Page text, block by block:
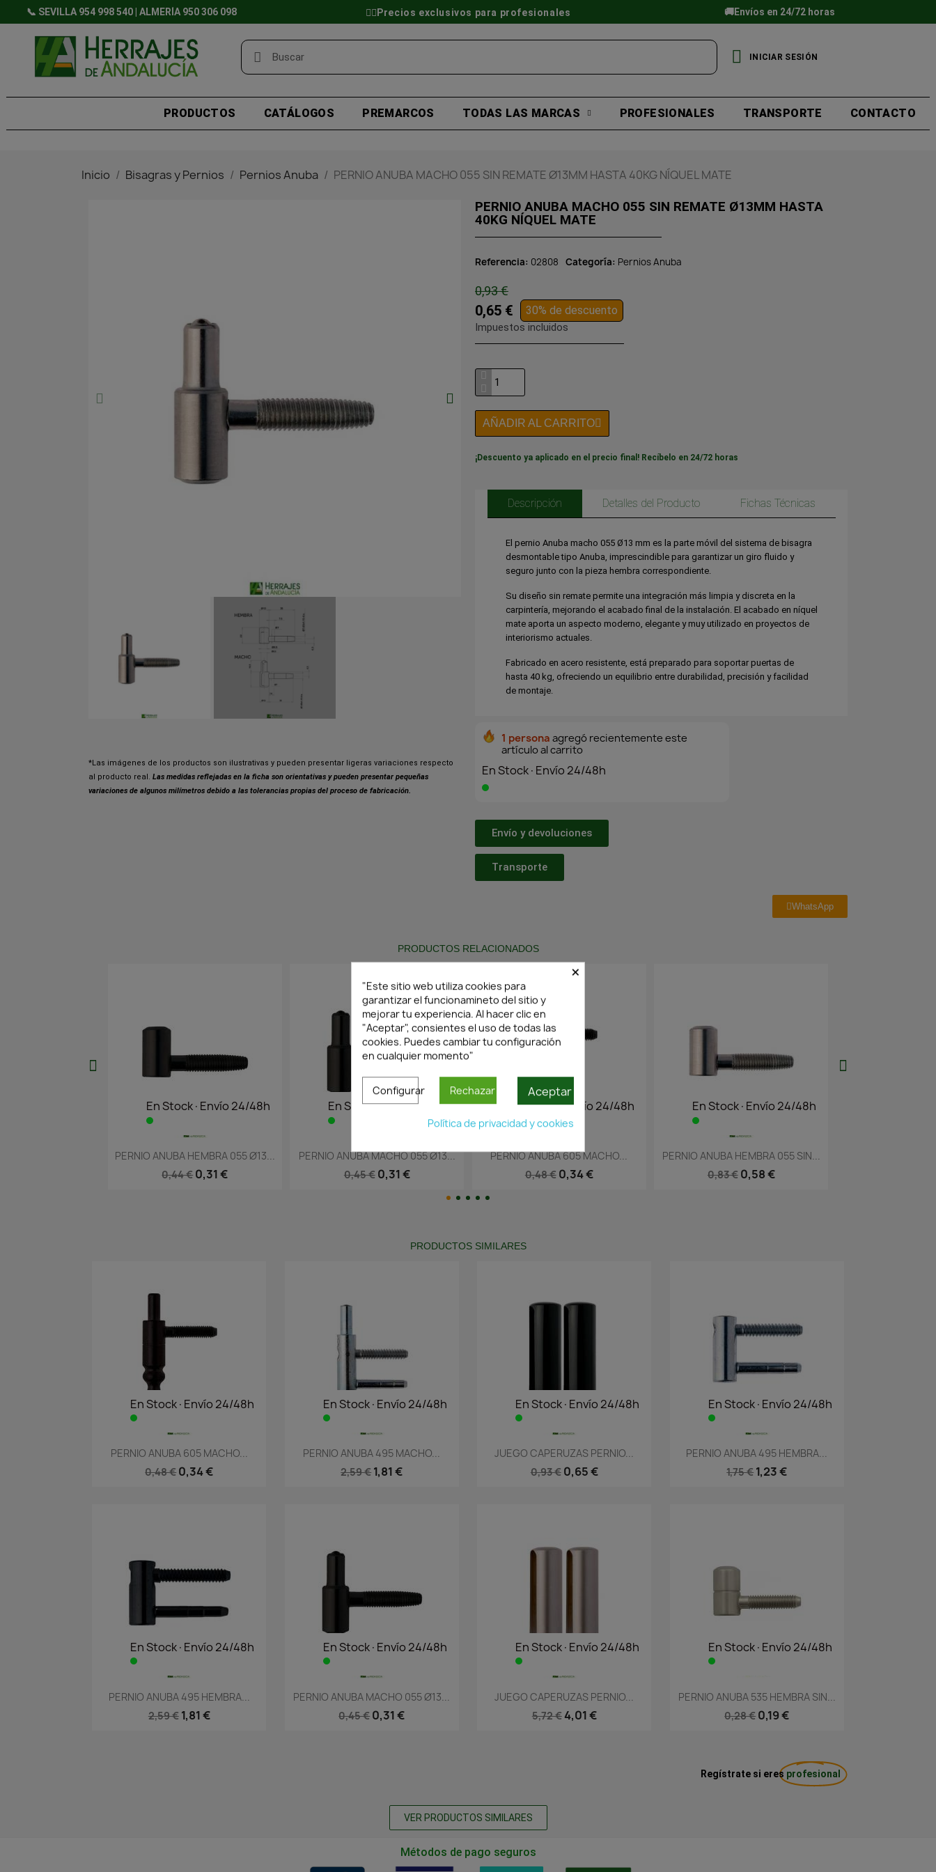
📞 SEVILLA 954 998 540 | ALMERÍA 950 306 098 👷‍♂️Precios exclusivos para profesionales 🚚Envíos en 24/72 horas
INICIAR SESIÓN
PRODUCTOS CATÁLOGOS PREMARCOS TODAS LAS MARCAS PROFESIONALES TRANSPORTE CONTACTO
Inicio Bisagras y Pernios Pernios Anuba PERNIO ANUBA MACHO 055 SIN REMATE Ø13MM HASTA 40KG NÍQUEL MATE
*Las imágenes de los productos son ilustrativas y pueden presentar ligeras variaciones respecto
al producto real. Las medidas reflejadas en la ficha son orientativas y pueden presentar pequeñas
variaciones de algunos milímetros debido a las tolerancias propias del proceso de fabricación.
PERNIO ANUBA MACHO 055 SIN REMATE Ø13MM HASTA
40KG NÍQUEL MATE
Referencia 02808 Categoría Pernios Anuba
0,93 €
0,65 € 30% de descuento
Impuestos incluidos
AÑADIR AL CARRITO
¡Descuento ya aplicado en el precio final! Recíbelo en 24/72 horas
Descripción Detalles del Producto Fichas Técnicas
El pernio Anuba macho 055 Ø13 mm es la parte móvil del sistema de bisagra
desmontable tipo Anuba, imprescindible para garantizar un giro fluido y
seguro junto con la pieza hembra correspondiente.
Su diseño sin remate permite una integración más limpia y discreta en la
carpintería, mejorando el acabado final de la instalación. El acabado en níquel
mate aporta un aspecto moderno, elegante y muy utilizado en proyectos de
interiorismo actuales.
Fabricado en acero resistente, está preparado para soportar puertas de
hasta 40 kg, ofreciendo un equilibrio entre durabilidad, precisión y facilidad
de montaje.
1 persona agregó recientemente este
artículo al carrito
En Stock·Envío 24/48h
Envío y devoluciones
Transporte
WhatsApp
PRODUCTOS RELACIONADOS
En Stock·Envío 24/48h
Vista rápida
PERNIO ANUBA HEMBRA 055 Ø13...
En Stock·Envío 24/48h
Vista rápida
PERNIO ANUBA MACHO 055 Ø13...
En Stock·Envío 24/48h
Vista rápida
PERNIO ANUBA 605 MACHO...
En Stock·Envío 24/48h
 Vista rápida
PERNIO ANUBA HEMBRA 055 SIN...
En Stock·Envío 24/48h
Vista rápida
PERNIO ANUBA 535 MACHO SIN...
PRODUCTOS SIMILARES
En Stock·Envío 24/48h
Vista rápida
PERNIO ANUBA 605 MACHO...
0,48 € 0,34 €
En Stock·Envío 24/48h
Vista rápida
PERNIO ANUBA 495 MACHO...
2,59 € 1,81 €
En Stock·Envío 24/48h
Vista rápida
JUEGO CAPERUZAS PERNIO...
0,93 € 0,65 €
En Stock·Envío 24/48h
Vista rápida
PERNIO ANUBA 495 HEMBRA...
1,75 € 1,23 €
En Stock·Envío 24/48h
Vista rápida
PERNIO ANUBA 495 HEMBRA...
2,59 € 1,81 €
En Stock·Envío 24/48h
 Vista rápida
PERNIO ANUBA MACHO 055 Ø13...
0,45 € 0,31 €
En Stock·Envío 24/48h
Vista rápida
JUEGO CAPERUZAS PERNIO...
5,72 € 4,01 €
En Stock·Envío 24/48h
 Vista rápida
PERNIO ANUBA 535 HEMBRA SIN...
0,28 € 0,19 €
Regístrate si eres profesional
VER PRODUCTOS SIMILARES
Métodos de pago seguros
×
"Este sitio web utiliza cookies para
garantizar el funcionamineto del sitio y
mejorar tu experiencia. Al hacer clic en
"Aceptar", consientes el uso de todas las
cookies. Puedes cambiar tu configuración
en cualquier momento"
Configurar Rechazar Aceptar
Política de privacidad y cookies